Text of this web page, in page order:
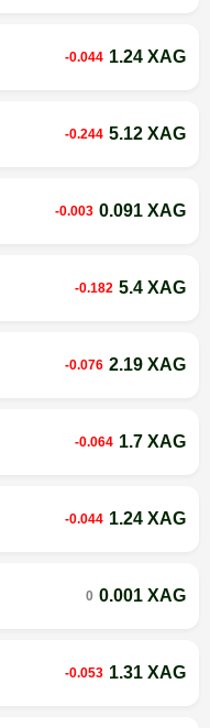
-0.044 1.24 XAG
-0.244 5.12 XAG
-0.003 0.091 XAG
-0.182 5.4 XAG
-0.076 2.19 XAG
-0.064 1.7 XAG
-0.044 1.24 XAG
0 0.001 XAG
-0.053 1.31 XAG